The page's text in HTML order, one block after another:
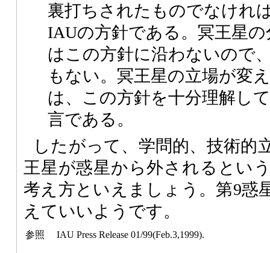
裏打ちされたものでなけれ
IAUの方針である。冥王星
はこの方針に沿わないので
もない。冥王星の立場が変
は、この方針を十分理解し
言である。
したがって、学問的、技術的
王星が惑星から外されるとい
考え方といえましょう。第9惑
えていいようです。
参照 IAU Press Release 01/99(Feb.3,1999).